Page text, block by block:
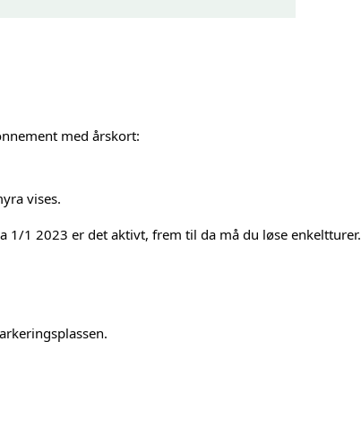
med årskort:
vises.
1 2023 er det aktivt, frem til da må du løse enkeltturer.